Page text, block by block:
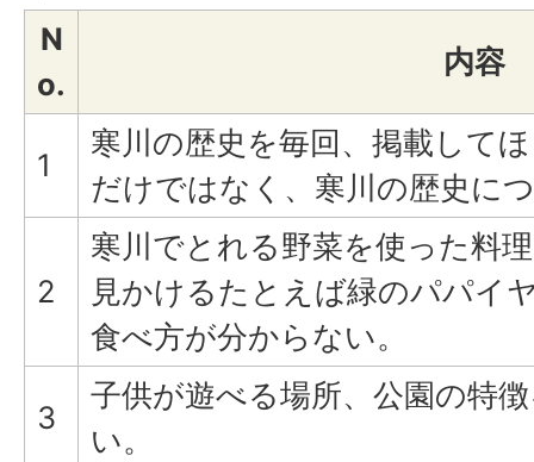
N
o.
内容
1
寒川の歴史を毎回、掲載して
だけではなく、寒川の歴史に
2
寒川でとれる野菜を使った料
見かけるたとえば緑のパパイ
食べ方が分からない。
3
子供が遊べる場所、公園の特
い。